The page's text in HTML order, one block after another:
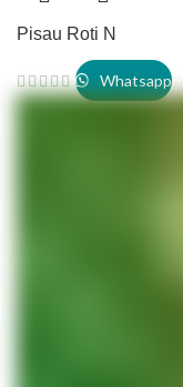
Pisau Roti N
Whatsapp